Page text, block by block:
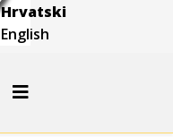
Hrvatski
English